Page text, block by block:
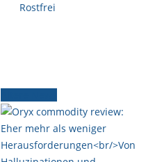
Rostfrei